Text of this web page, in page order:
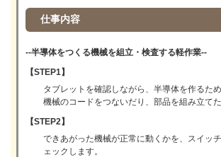
仕事内容
--半導体をつくる機械を組立・検査する軽作業--
【STEP1】
タブレットを確認しながら、半導体を作るた
機械のコードをつないだり、部品を組み立てた
【STEP2】
できあがった機械が正常に動くかを、スイッ
ェックします。